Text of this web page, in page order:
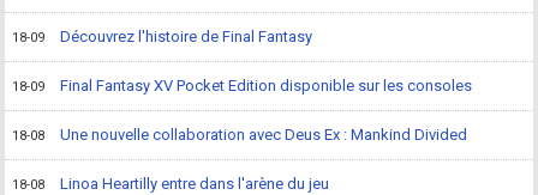
18-09 Découvrez l'histoire de Final Fantasy
18-09 Final Fantasy XV Pocket Edition disponible sur les consoles
18-08 Une nouvelle collaboration avec Deus Ex : Mankind Divided
18-08 Linoa Heartilly entre dans l'arène du jeu